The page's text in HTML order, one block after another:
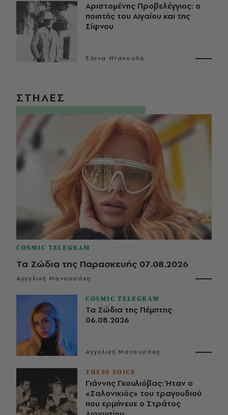
Αριστομένης Προβελέγγιος: ο
ποιητής του Αιγαίου και της
Σίφνου
Έλενα Ντάκουλα
ΣΤΗΛΕΣ
COSMIC TELEGRAM
Τα Ζώδια της Παρασκευής 07.08.2026
Αγγελική Μανουσάκη
COSMIC TELEGRAM
Τα Ζώδια της Πέμπτης
06.08.2026
Αγγελική Μανουσάκη
THESS VOICE
Γιάννης Γκουλιόβας: Ήταν ο
«Σαλονικιός» του τραγουδιού
που ερμήνευε ο Στράτος